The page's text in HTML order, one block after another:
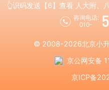
👆识码发送【6】查看 人大附、
咨询电话:
010-
© 2008-2026北京小
京公网安备
京ICP备